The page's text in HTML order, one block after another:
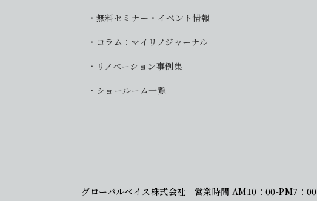
無料セミナー・イベント情報
コラム：マイリノジャーナル
リノベーション事例集
ショールーム一覧
グローバルベイス株式会社 営業時間 AM10：00-PM7：00